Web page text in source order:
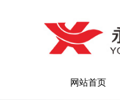
网站首页